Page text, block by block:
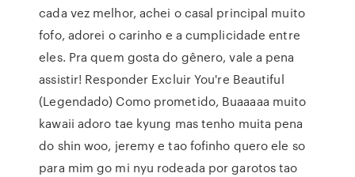
cada vez melhor, achei o casal principal muito
fofo, adorei o carinho e a cumplicidade entre
eles. Pra quem gosta do gênero, vale a pena
assistir! Responder Excluir You're Beautiful
(Legendado) Como prometido, Buaaaaa muito
kawaii adoro tae kyung mas tenho muita pena
do shin woo, jeremy e tao fofinho quero ele so
para mim go mi nyu rodeada por garotos tao